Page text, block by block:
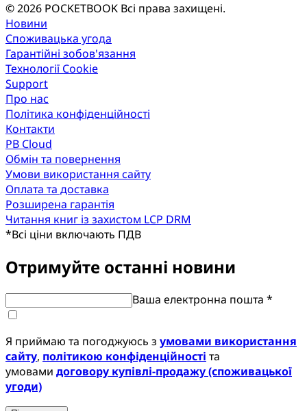
© 2026 POCKETBOOK Всі права захищені.
Новини
Споживацька угода
Гарантійні зобов'язання
Технології Cookie
Support
Про нас
Політика конфіденційності
Контакти
PB Cloud
Обмін та повернення
Умови використання сайту
Оплата та доставка
Розширена гарантія
Читання книг із захистом LCP DRM
*Всі ціни включають ПДВ
Отримуйте останні новини
Ваша електронна пошта *
Я приймаю та погоджуюсь з умовами використання
сайту, політикою конфіденційності та
умовами договору купівлі-продажу (споживацької
угоди)